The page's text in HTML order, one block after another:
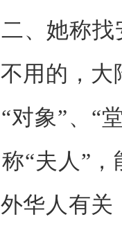
、她称找
用的，
对象”、“
“夫人”
华人有